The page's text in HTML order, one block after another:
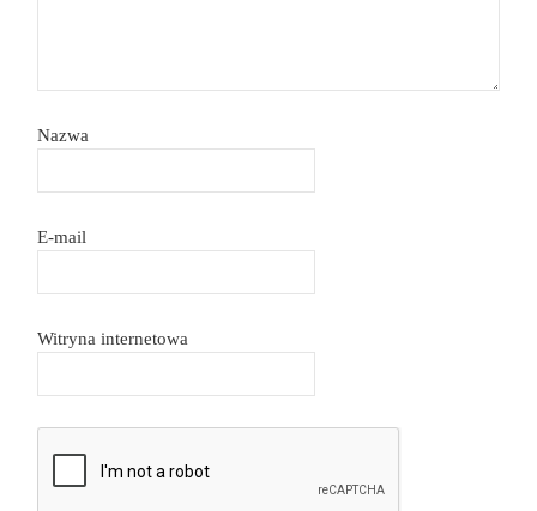
Nazwa
E-mail
Witryna internetowa